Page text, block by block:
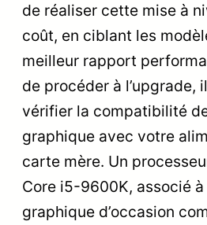
de réaliser cette mise à
coût, en ciblant les
meilleur rapport
de procéder à l’upgrade,
vérifier la compatibilité
graphique avec votre
carte mère. Un
Core i5-9600K, associé
graphique d’occasion